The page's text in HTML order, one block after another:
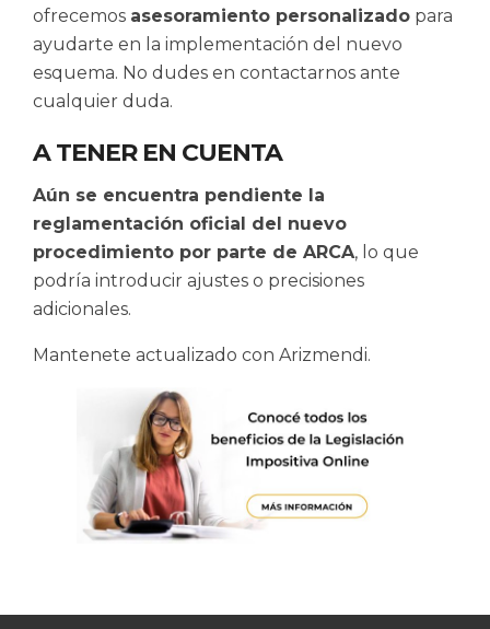
ofrecemos asesoramiento personalizado para
ayudarte en la implementación del nuevo
esquema. No dudes en contactarnos ante
cualquier duda.
A TENER EN CUENTA
Aún se encuentra pendiente la
reglamentación oficial del nuevo
procedimiento por parte de ARCA, lo que
podría introducir ajustes o precisiones
adicionales.
Mantenete actualizado con Arizmendi.